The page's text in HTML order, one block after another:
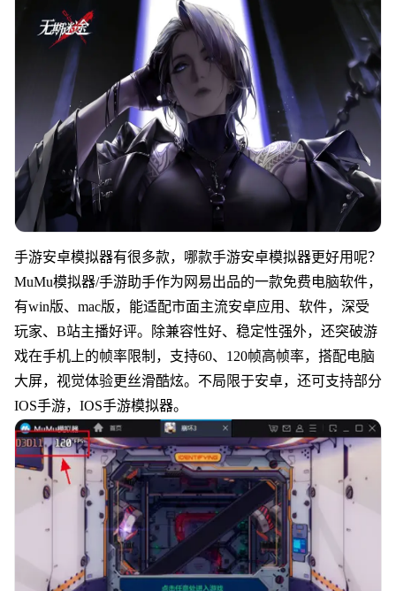
手游安卓模拟器有很多款，哪款手游安卓模拟器更好用呢？
MuMu模拟器/手游助手作为网易出品的一款免费电脑软件，
有win版、mac版，能适配市面主流安卓应用、软件，深受
玩家、B站主播好评。除兼容性好、稳定性强外，还突破游
戏在手机上的帧率限制，支持60、120帧高帧率，搭配电脑
大屏，视觉体验更丝滑酷炫。不局限于安卓，还可支持部分
IOS手游，IOS手游模拟器。